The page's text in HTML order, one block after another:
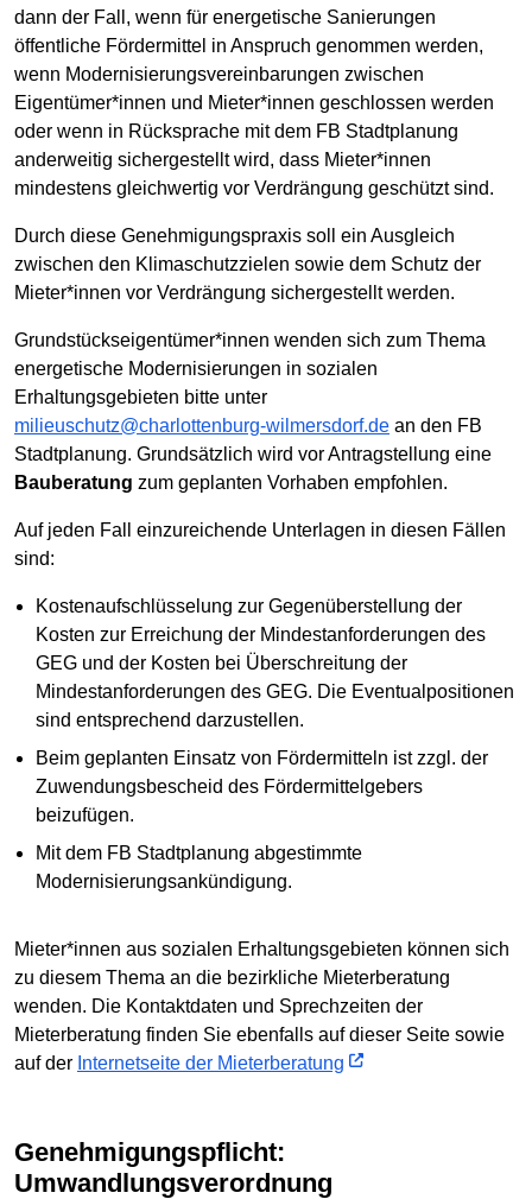
dann der Fall, wenn für energetische Sanierungen
öffentliche Fördermittel in Anspruch genommen werden,
wenn Modernisierungsvereinbarungen zwischen
Eigentümer*innen und Mieter*innen geschlossen werden
oder wenn in Rücksprache mit dem FB Stadtplanung
anderweitig sichergestellt wird, dass Mieter*innen
mindestens gleichwertig vor Verdrängung geschützt sind.
Durch diese Genehmigungspraxis soll ein Ausgleich
zwischen den Klimaschutzzielen sowie dem Schutz der
Mieter*innen vor Verdrängung sichergestellt werden.
Grundstückseigentümer*innen wenden sich zum Thema
energetische Modernisierungen in sozialen
Erhaltungsgebieten bitte unter
milieuschutz@charlottenburg-wilmersdorf.de an den FB
Stadtplanung. Grundsätzlich wird vor Antragstellung eine
Bauberatung zum geplanten Vorhaben empfohlen.
Auf jeden Fall einzureichende Unterlagen in diesen Fällen
sind:
Kostenaufschlüsselung zur Gegenüberstellung der
Kosten zur Erreichung der Mindestanforderungen des
GEG und der Kosten bei Überschreitung der
Mindestanforderungen des GEG. Die Eventualpositionen
sind entsprechend darzustellen.
Beim geplanten Einsatz von Fördermitteln ist zzgl. der
Zuwendungsbescheid des Fördermittelgebers
beizufügen.
Mit dem FB Stadtplanung abgestimmte
Modernisierungsankündigung.
Mieter*innen aus sozialen Erhaltungsgebieten können sich
zu diesem Thema an die bezirkliche Mieterberatung
wenden. Die Kontaktdaten und Sprechzeiten der
Mieterberatung finden Sie ebenfalls auf dieser Seite sowie
auf der Internetseite der Mieterberatung
Genehmigungspflicht:
Umwandlungsverordnung